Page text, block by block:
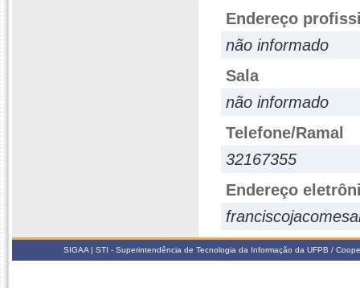
Endereço
não informado
Sala
não informado
Telefone/Ramal
32167355
Endereço
SIGAA | STI - Superintendência de Tecnologia da Informação da UFPB /